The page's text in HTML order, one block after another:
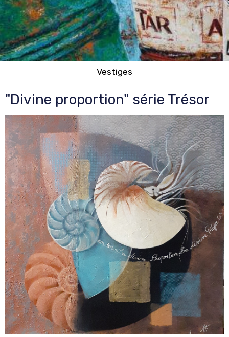
Vestiges
"Divine proportion" série Trésor